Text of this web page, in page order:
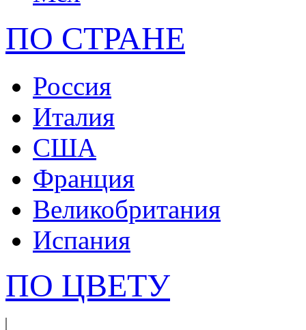
ПО СТРАНЕ
Россия
Италия
США
Франция
Великобритания
Испания
ПО ЦВЕТУ